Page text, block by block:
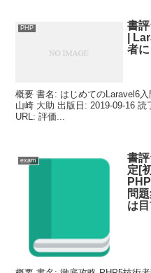
PHP
書
|
者
概要 書名: はじめてのLaravel6
山崎 大助 出版日: 2019-09-16
URL: 評価...
exam
書
定[
問
は